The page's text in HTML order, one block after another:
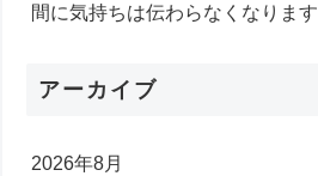
間に気持ちは伝わらなくなります
アーカイブ
2026年8月